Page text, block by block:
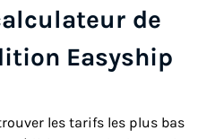
de
Easyship
les tarifs les plus bas